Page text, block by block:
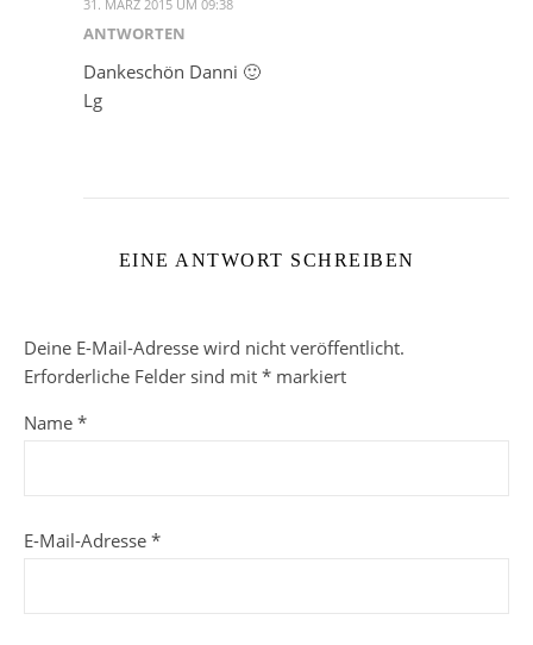
31. MÄRZ 2015 UM 09:38
ANTWORTEN
Dankeschön Danni 🙂
Lg
EINE ANTWORT SCHREIBEN
Deine E-Mail-Adresse wird nicht veröffentlicht.
Erforderliche Felder sind mit * markiert
Name *
E-Mail-Adresse *